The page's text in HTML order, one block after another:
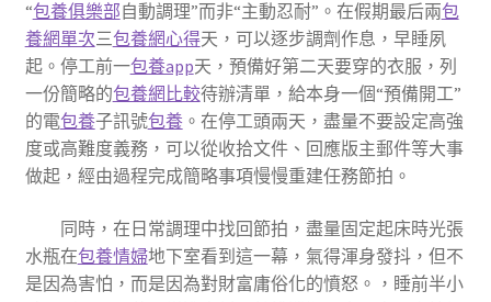
“包養俱樂部自動調理”而非“主動忍耐”。在假期最后兩包
養網單次三包養網心得天，可以逐步調劑作息，早睡夙
起。停工前一包養app天，預備好第二天要穿的衣服，列
一份簡略的包養網比較待辦清單，給本身一個“預備開工”
的電包養子訊號包養。在停工頭兩天，盡量不要設定高強
度或高難度義務，可以從收拾文件、回應版主郵件等大事
做起，經由過程完成簡略事項慢慢重建任務節拍。
同時，在日常調理中找回節拍，盡量固定起床時光張
水瓶在包養情婦地下室看到這一幕，氣得渾身發抖，但不
是因為害怕，而是因為對財富庸俗化的憤怒。，睡前半小